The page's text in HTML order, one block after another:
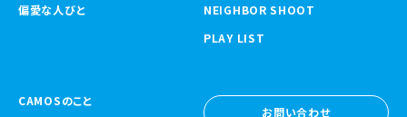
偏愛な人びと
NEIGHBOR SHOOT
PLAY LIST
CAMOSのこと
お問い合わせ